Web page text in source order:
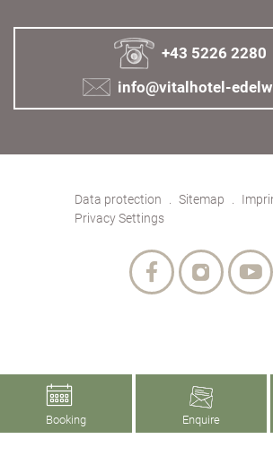
+43 5226 2280
info@vitalhotel-
Data protection Sitemap
Privacy Settings
Booking Enquire